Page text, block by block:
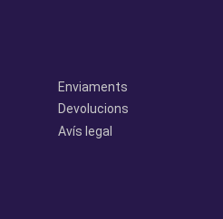
Enviaments
Devolucions
Avís legal